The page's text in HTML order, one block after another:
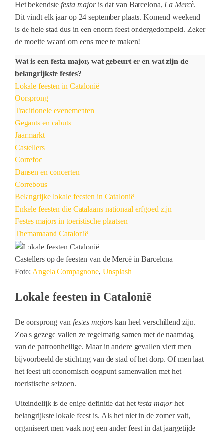
Het bekendste festa majoris dat van Barcelona, La Mercè.
Dit vindt elk jaar op 24 september plaats. Komend weekend
is de hele stad dus in een enorm feest ondergedompeld. Zeker
de moeite waard om eens mee te maken!
Wat is een festa major, wat gebeurt er en wat zijn de
belangrijkste festes?
Lokale feesten in Catalonië
Oorsprong
Traditionele evenementen
Gegants en cabuts
Jaarmarkt
Castellers
Correfoc
Dansen en concerten
Correbous
Belangrijke lokale feesten in Catalonië
Enkele feesten die Catalaans nationaal erfgoed zijn
Festes majors in toeristische plaatsen
Themamaand Catalonië
Castellers op de feesten van de Mercè in Barcelona
Foto: Angela Compagnone, Unsplash
Lokale feesten in Catalonië
De oorsprong van festes majors kan heel verschillend zijn.
Zoals gezegd vallen ze regelmatig samen met de naamdag
van de patroonheilige. Maar in andere gevallen viert men
bijvoorbeeld de stichting van de stad of het dorp. Of men laat
het feest uit economisch oogpunt samenvallen met het
toeristische seizoen.
Uiteindelijk is de enige definitie dat het festa majorhet
belangrijkste lokale feest is. Als het niet in de zomer valt,
organiseert men vaak nog een ander feest in dat jaargetijde